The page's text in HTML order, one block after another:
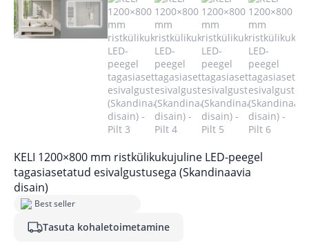
KELI 1200×800 mm ristkülikukujuline LED-peegel
tagasiasetatud esivalgustusega (Skandinaavia
disain)
Best seller
Tasuta kohaletoimetamine